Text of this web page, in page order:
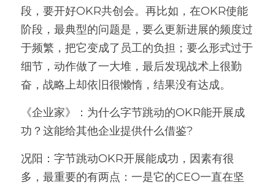
段，要开好OKR共创会。再比如，在OKR使能
阶段，最典型的问题是，要么更新进展的频度过
于频繁，把它变成了员工的负担；要么形式过于
细节，动作做了一大堆，最后发现战术上很勤
奋，战略上却依旧很懒惰，结果没有达成。
《企业家》：为什么字节跳动的OKR能开展成
功？这能给其他企业提供什么借鉴?
况阳：字节跳动OKR开展能成功，因素有很
多，最重要的有两点：一是它的CEO一直在坚